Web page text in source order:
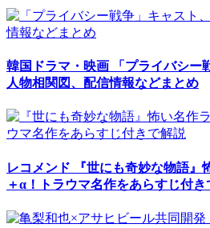
韓国ドラマ・映画 「プライバシー
人物相関図、配信情報などまとめ
レコメンド 『世にも奇妙な物語』
＋α！トラウマ名作をあらすじ付き